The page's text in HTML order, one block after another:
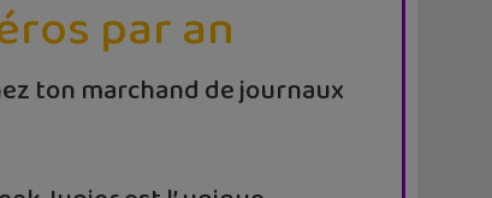
par an
ton marchand de journaux